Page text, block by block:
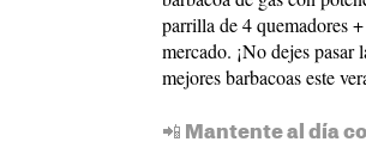
parrilla de 4 quemadores
mercado. ¡No dejes
mejores barbacoas este
📲 Mantente al día